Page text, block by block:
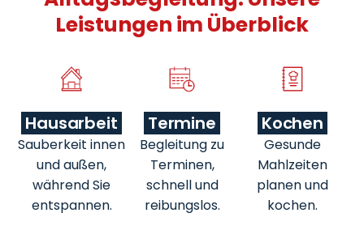
Leistungen im Überblick
Hausarbeit
Sauberkeit innen
und außen,
während Sie
entspannen.
Termine
Begleitung zu
Terminen,
schnell und
reibungslos.
Kochen
Gesunde
Mahlzeiten
planen und
kochen.